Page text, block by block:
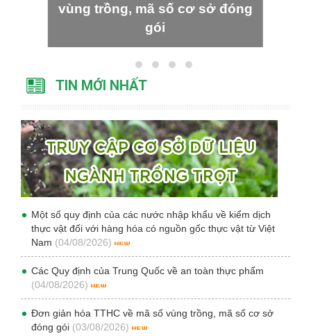
vùng trồng, mã số cơ sở đóng
gói
TIN MỚI NHẤT
Một số quy định của các nước nhập khẩu về kiểm dịch
thực vật đối với hàng hóa có nguồn gốc thực vật từ Việt
Nam (04/08/2026)
Các Quy định của Trung Quốc về an toàn thực phẩm
(04/08/2026)
Đơn giản hóa TTHC về mã số vùng trồng, mã số cơ sở
đóng gói (03/08/2026)